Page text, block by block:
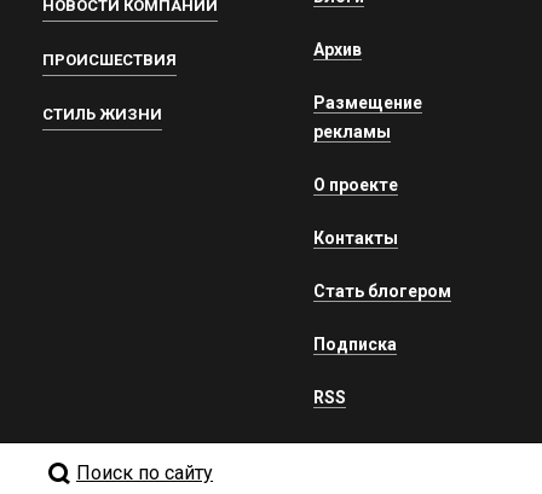
НОВОСТИ КОМПАНИЙ
ПРОИСШЕСТВИЯ
СТИЛЬ ЖИЗНИ
Архив
Размещение
рекламы
О проекте
Контакты
Стать блогером
Подписка
RSS
Поиск по сайту